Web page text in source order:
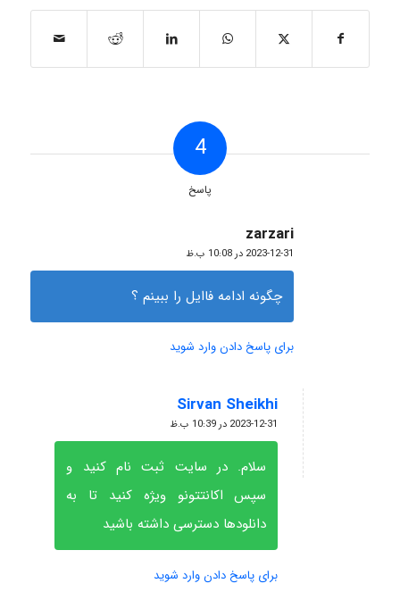
4
پاسخ
zarzari
گفته:
2023-12-31 در 10:08 ب.ظ
چگونه ادامه فاایل را ببینم ؟
برای پاسخ دادن وارد شوید
Sirvan Sheikhi
گفته:
2023-12-31 در 10:39 ب.ظ
سلام. در سایت ثبت نام کنید و
سپس اکانتتونو ویژه کنید تا به
دانلودها دسترسی داشته باشید
برای پاسخ دادن وارد شوید